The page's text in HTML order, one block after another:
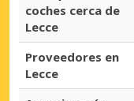
coches cerca de
Lecce
Proveedores en
Lecce